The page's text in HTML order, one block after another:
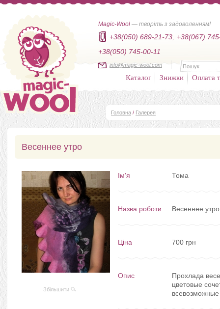
Magic-Wool — творіть з задоволенням!
+38(050) 689-21-73,
+38(067)
+38(050) 745-00-11
info@magic-wool.com
Каталог Знижки Оплата
Головна / Галерея
Весеннее утро
Збільшити
Ім'я Тома
Назва роботи Весеннее утро
Ціна 700 грн
Опис
Прохлада
цветовые